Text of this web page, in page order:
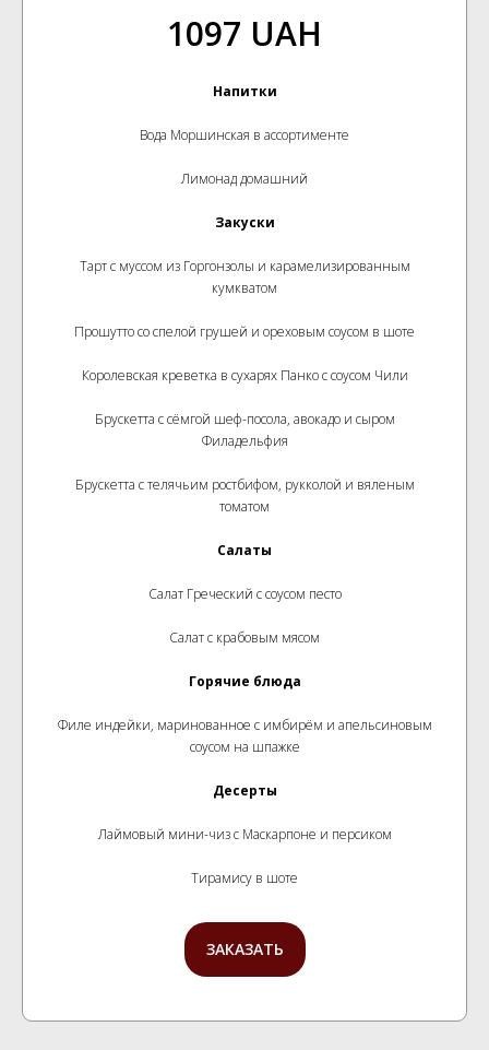
1097 UAH
Напитки
Вода Моршинская в ассортименте
Лимонад домашний
Закуски
Тарт с муссом из Горгонзолы и карамелизированным
кумкватом
Прошутто со спелой грушей и ореховым соусом в шоте
Королевская креветка в сухарях Панко с соусом Чили
Брускетта с сёмгой шеф-посола, авокадо и сыром
Филадельфия
Брускетта с телячьим ростбифом, рукколой и вяленым
томатом
Салаты
Салат Греческий с соусом песто
Салат с крабовым мясом
Горячие блюда
Филе индейки, маринованное с имбирём и апельсиновым
соусом на шпажке
Десерты
Лаймовый мини-чиз с Маскарпоне и персиком
Тирамису в шоте
ЗАКАЗАТЬ